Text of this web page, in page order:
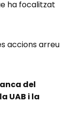
ha focalitzat
accions arreu
del
UAB i la